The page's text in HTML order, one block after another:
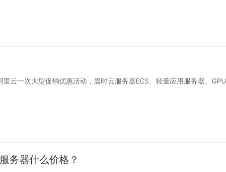
云一次大型促销优惠活动，届时云服务器ECS、轻量应用服务器、GPU
务器什么价格？